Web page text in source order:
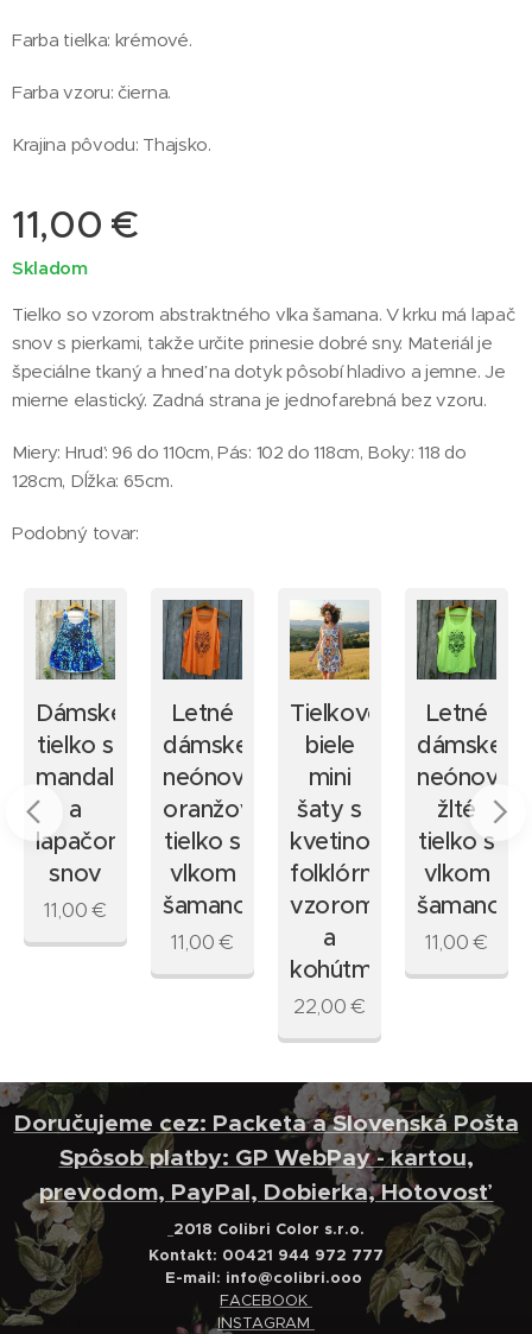
Dámske letné krémové tielko s abstraktným vlkom
Farba tielka: krémové.
Farba vzoru: čierna.
Krajina pôvodu: Thajsko.
11,00 €
Skladom
Tielko so vzorom abstraktného vlka šamana. V krku má lapač
snov s pierkami, takže určite prinesie dobré sny. Materiál je
špeciálne tkaný a hneď na dotyk pôsobí hladivo a jemne. Je
mierne elastický. Zadná strana je jednofarebná bez vzoru.
Miery: Hruď: 96 do 110cm, Pás: 102 do 118cm, Boky: 118 do
128cm, Dĺžka: 65cm.
Podobný tovar:
Dámske
tielko s
mandalami
a
lapačom
snov
11,00€
Letné
dámske
neónovo
oranžové
tielko s
vlkom
šamanom
11,00€
Tielkové
biele
mini
šaty s
kvetinovým
folklórnym
vzorom
a
kohútmi
22,00€
Letné
dámske
neónovo
žlté
tielko s
vlkom
šamanom
11,00€
Doručujeme cez: Packeta a Slovenská Pošta
Spôsob platby: GP WebPay - kartou,
prevodom, PayPal, Dobierka, Hotovosť
2018 Colibri Color s.r.o.
Kontakt: 00421 944 972 777
E-mail: info@colibri.ooo
FACEBOOK
INSTAGRAM